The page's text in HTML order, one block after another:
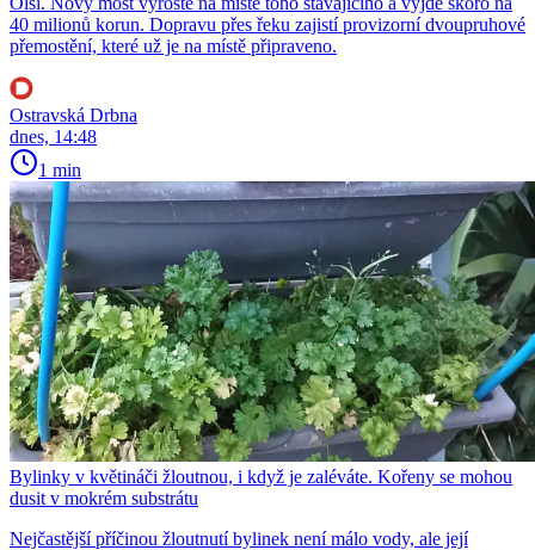
40 milionů korun. Dopravu přes řeku zajistí provizorní dvoupruhové
přemostění, které už je na místě připraveno.
Ostravská Drbna
dnes, 14:48
1 min
Bylinky v květináči žloutnou, i když je zaléváte. Kořeny se mohou
dusit v mokrém substrátu
Nejčastější příčinou žloutnutí bylinek není málo vody, ale její